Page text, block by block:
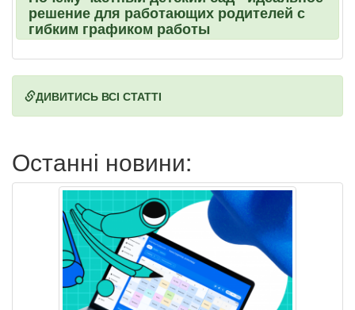
решение для работающих родителей с
гибким графиком работы
ДИВИТИСЬ ВСІ СТАТТІ
Останні новини: